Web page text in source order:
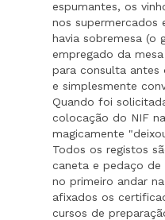
espumantes, os
nos supermercados
havia sobremesa (o
empregado da
para consulta antes
e simplesmente
Quando foi
colocação do NIF
magicamente
Todos os registos
caneta e pedaço de
no primeiro andar
afixados os
cursos de